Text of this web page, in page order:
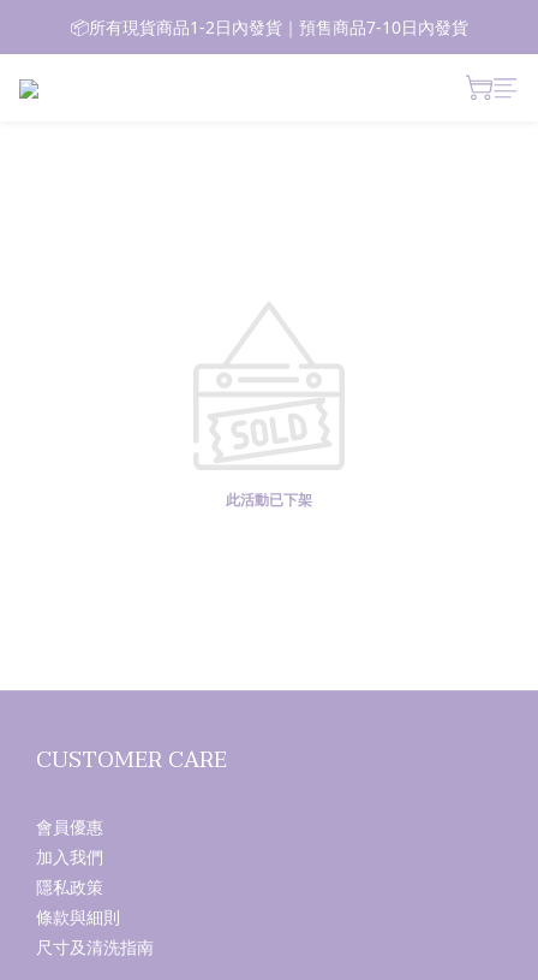
📦所有現貨商品1-2日內發貨｜預售商品7-10日內發貨
📦所有現貨商品1-2日內發貨｜預售商品7-10日內發貨
🚚 香港 消費滿$700免運費｜澳門台灣 消費滿$1000免運費
此活動已下架
CUSTOMER CARE
會員優惠
加入我們
隱私政策
條款與細則
尺寸及清洗指南